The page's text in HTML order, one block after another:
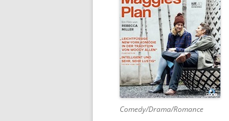
DVD (CODE
CINEMA
GAMES
HD-DVD
SONSTIGES
Comedy/Drama/Romance